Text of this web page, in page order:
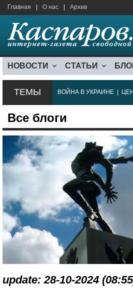
Главная О нас Архив
НОВОСТИ СТАТЬИ
ТЕМЫ ВОЙНА В УКРАИНЕ
Все блоги
update: 28-10-2024